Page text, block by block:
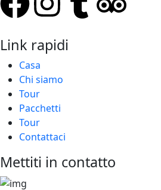
Link rapidi
Casa
Chi siamo
Tour
Pacchetti
Tour
Contattaci
Mettiti in contatto